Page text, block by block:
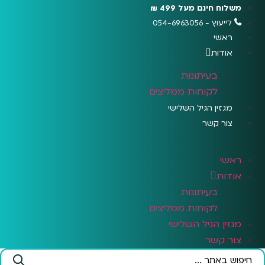
לתוכן
משלוח חינם מעל 499 ₪
לייעוץ - 054-6963056
ראשי
אודות
בעיתונות
לקוחות ממליצים
מגזין הגיל השלישי
צור קשר
ראשי
אודות
בעיתונות
לקוחות ממליצים
מגזין הגיל השלישי
צור קשר
Search